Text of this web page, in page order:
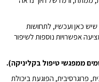
כאן ועכשיו, לתחושות
אפשרויות נוספות לשיפור
ממפגשי טיפול בקליניקה).
פרוגרסיבית, הפוגעת ביכולת